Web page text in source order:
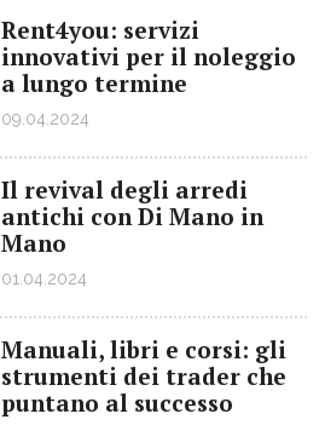
Rent4you: servizi
innovativi per il noleggio
a lungo termine
09.04.2024
Il revival degli arredi
antichi con Di Mano in
Mano
01.04.2024
Manuali, libri e corsi: gli
strumenti dei trader che
puntano al successo